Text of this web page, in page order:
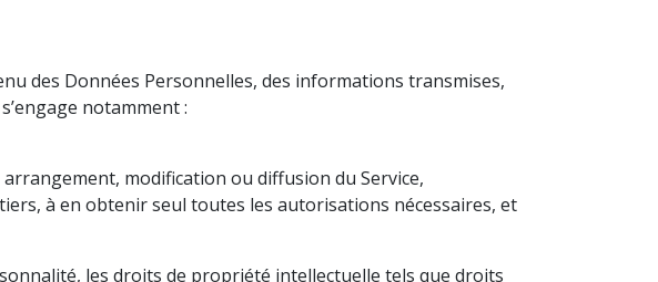
des Données Personnelles, des informations transmises,
notamment :
modification ou diffusion du Service,
à en obtenir seul toutes les autorisations nécessaires, et
les droits de propriété intellectuelle tels que droits